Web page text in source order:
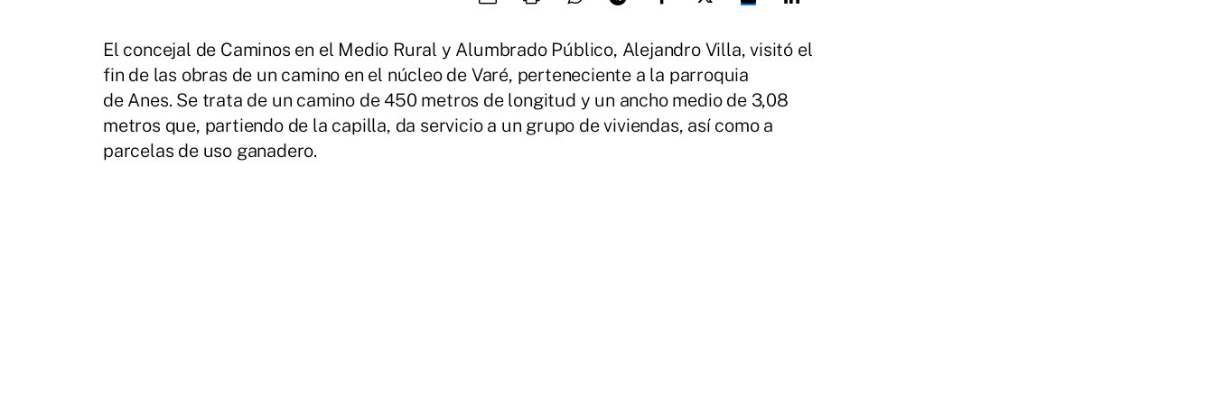
El concejal de Caminos en el Medio Rural y Alumbrado Público, Alejandro Villa, visitó el
fin de las obras de un camino en el núcleo de Varé, perteneciente a la parroquia
de Anes. Se trata de un camino de 450 metros de longitud y un ancho medio de 3,08
metros que, partiendo de la capilla, da servicio a un grupo de viviendas, así como a
parcelas de uso ganadero.